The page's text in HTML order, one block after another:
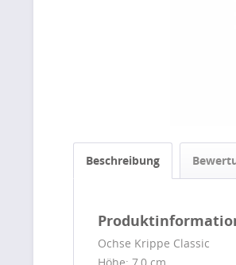
Beschreibung
Ochse Krippe Classic